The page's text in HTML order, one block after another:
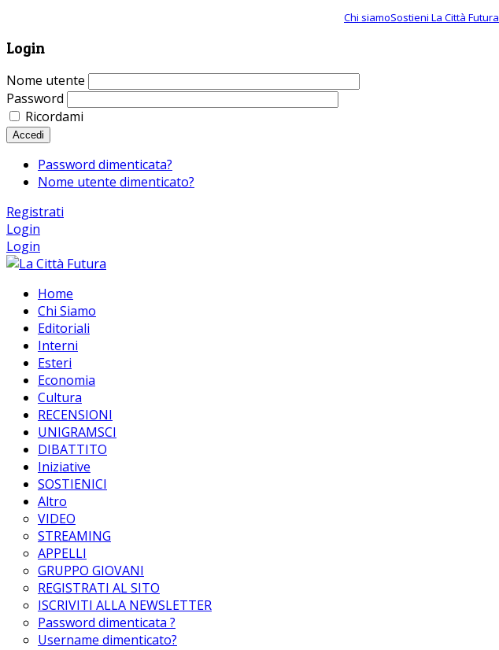
Chi siamoSostieni La Città Futura
Login
Nome utente
Password
Ricordami
Accedi
Password dimenticata?
Nome utente dimenticato?
Registrati
Login
Login
Home
Chi Siamo
Editoriali
Interni
Esteri
Economia
Cultura
RECENSIONI
UNIGRAMSCI
DIBATTITO
Iniziative
SOSTIENICI
Altro
VIDEO
STREAMING
APPELLI
GRUPPO GIOVANI
REGISTRATI AL SITO
ISCRIVITI ALLA NEWSLETTER
Password dimenticata ?
Username dimenticato?